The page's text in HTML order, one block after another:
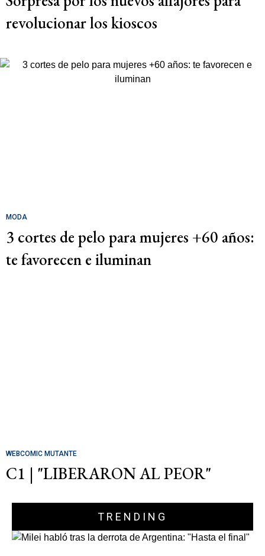
revolucionar los kioscos
MODA
3 cortes de pelo para mujeres +60 años:
te favorecen e iluminan
WEBCOMIC MUTANTE
C1 | "LIBERARON AL PEOR"
TRENDING